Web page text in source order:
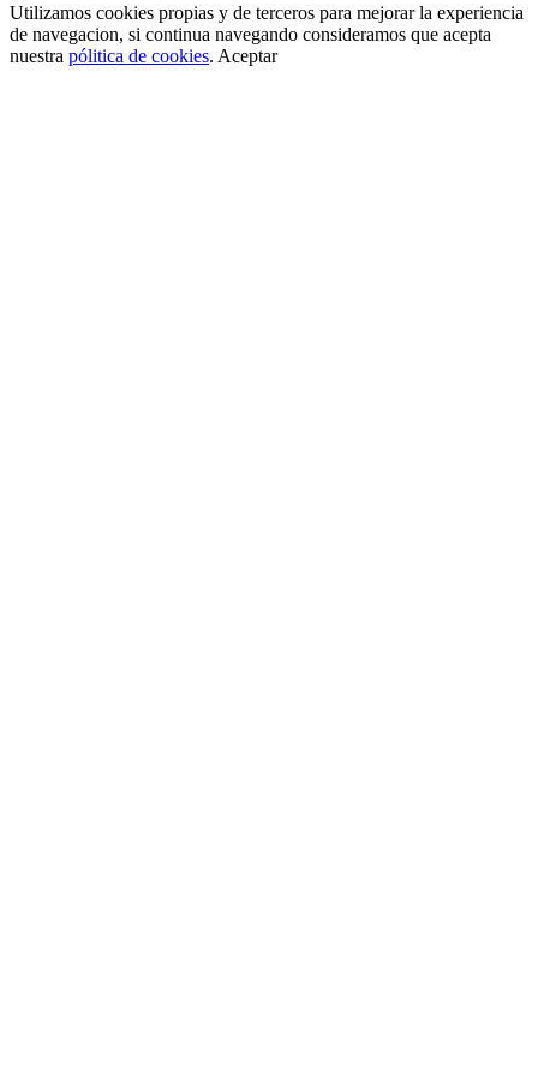
Utilizamos cookies propias y de terceros para mejorar la experiencia
de navegacion, si continua navegando consideramos que acepta
nuestra pólitica de cookies. Aceptar